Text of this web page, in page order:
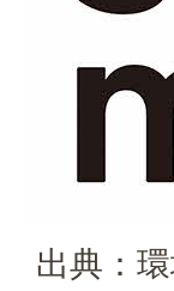
出典：